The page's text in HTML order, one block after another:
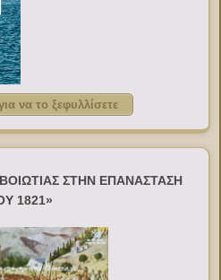
να το ξεφυλλίσετε
ΣΤΗΝ ΕΠΑΝΑΣΤΑΣΗ
1821»